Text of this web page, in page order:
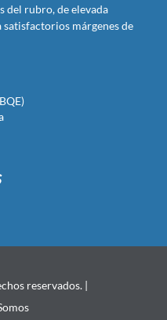
del rubro, de elevada
márgenes de
reservados. |